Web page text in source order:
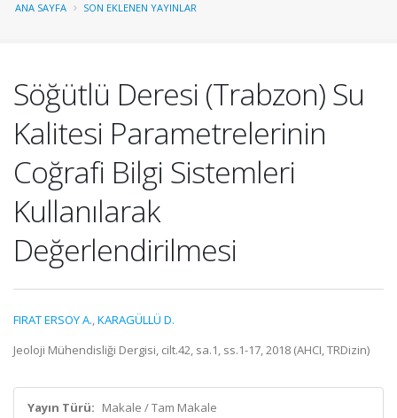
ANA SAYFA SON EKLENEN YAYINLAR
Söğütlü Deresi (Trabzon) Su
Kalitesi Parametrelerinin
Coğrafi Bilgi Sistemleri
Kullanılarak
Değerlendirilmesi
FIRAT ERSOY A.,KARAGÜLLÜ D.
Jeoloji Mühendisliği Dergisi, cilt.42, sa.1, ss.1-17, 2018 (AHCI, TRDizin)
Yayın Türü: Makale / Tam Makale